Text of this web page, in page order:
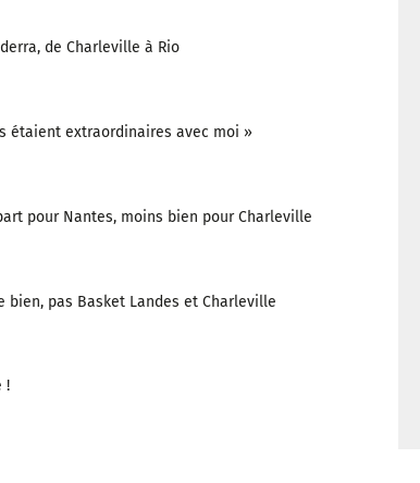
de Charleville à Rio
étaient extraordinaires avec moi »
pour Nantes, moins bien pour Charleville
bien, pas Basket Landes et Charleville
!